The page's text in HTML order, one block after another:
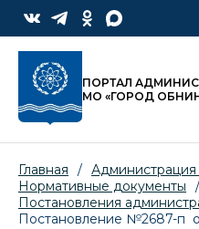
ПОРТАЛ
МО «ГОРОД
Главная /
Нормативные документы
/
Постановления
Постановление №2687-п